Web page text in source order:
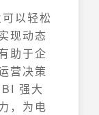
以轻松
现动态
助于企
营决策
强大
，为电